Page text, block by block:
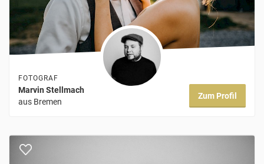
FOTOGRAF
Marvin Stellmach
aus Bremen
Zum Profil